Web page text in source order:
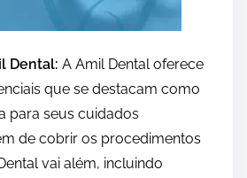
Dental: A Amil Dental oferece
que se destacam como
para seus cuidados
de cobrir os procedimentos
vai além, incluindo